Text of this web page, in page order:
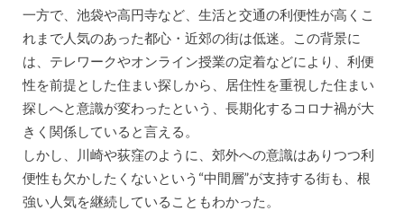
一方で、池袋や高円寺など、生活と交通の利便性が高くこ
れまで人気のあった都心・近郊の街は低迷。この背景に
は、テレワークやオンライン授業の定着などにより、利便
性を前提とした住まい探しから、居住性を重視した住まい
探しへと意識が変わったという、長期化するコロナ禍が大
きく関係していると言える。
しかし、川崎や荻窪のように、郊外への意識はありつつ利
便性も欠かしたくないという“中間層”が支持する街も、根
強い人気を継続していることもわかった。